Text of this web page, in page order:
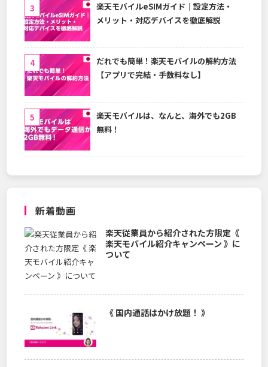
楽天モバイルeSIMガイド｜設定方法・
メリット・対応デバイスを徹底解説
だれでも簡単！楽天モバイルの解約方法
【アプリで完結・手数料なし】
楽天モバイルは、なんと、海外でも2GB
無料！
新着動画
楽天従業員から紹介された方限定《
楽天モバイル紹介キャンペーン 》に
ついて
《 国内通話はかけ放題！ 》